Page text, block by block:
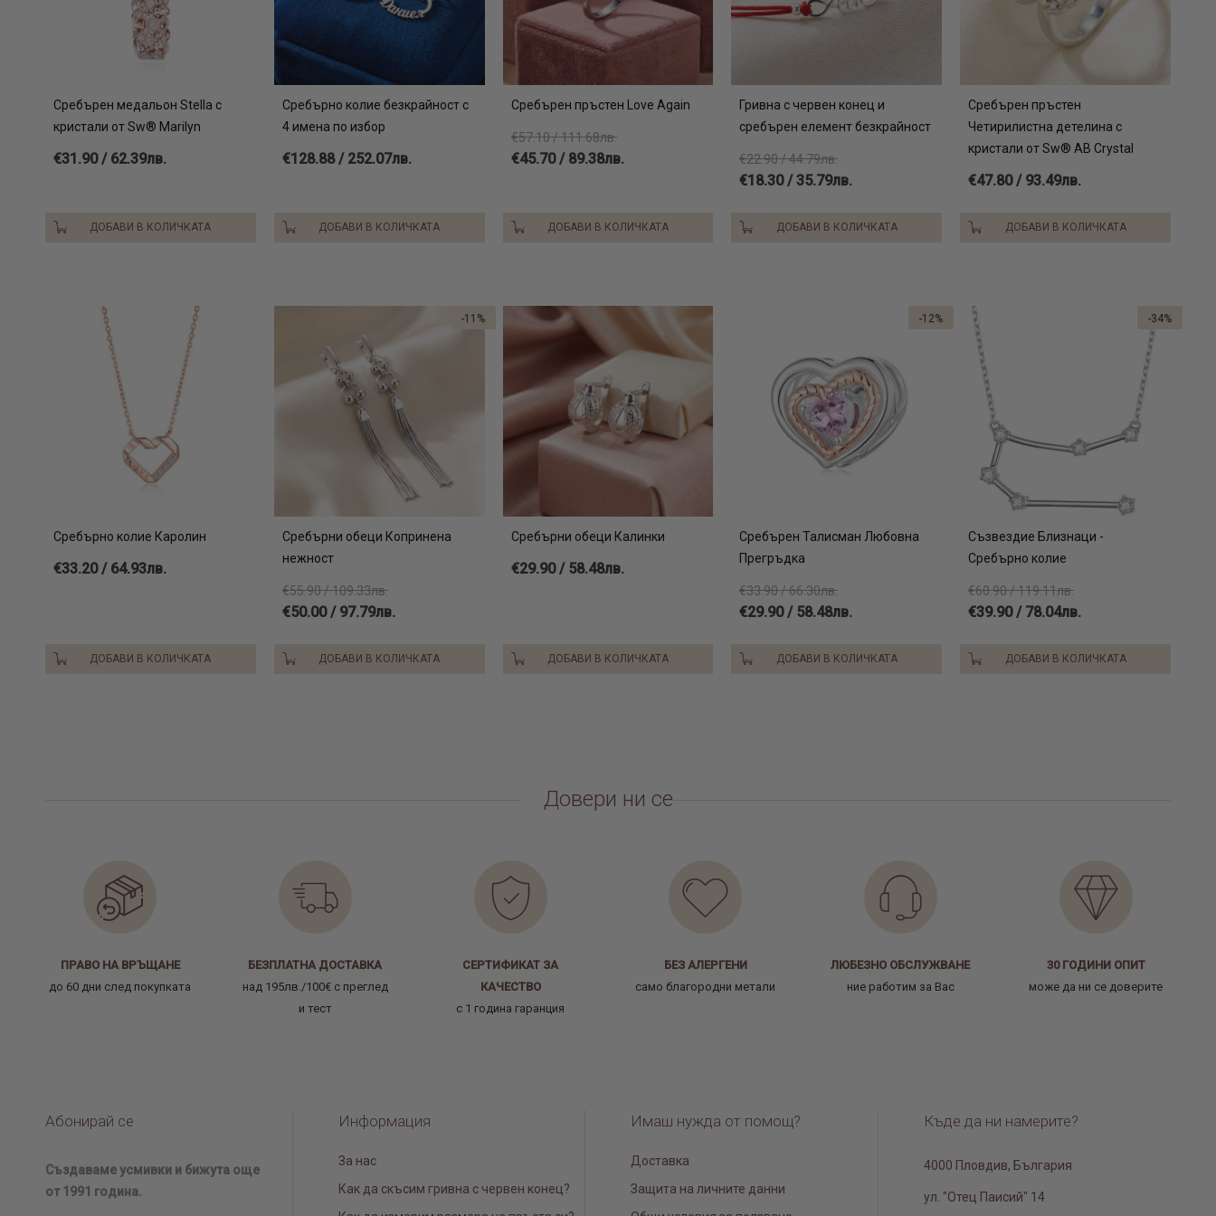
Сребърен медальон Stella с
кристали от Sw® Marilyn
€31.90 / 62.39лв.
ДОБАВИ В КОЛИЧКАТА
Сребърно колие безкрайност с
4 имена по избор
€128.88 / 252.07лв.
ДОБАВИ В КОЛИЧКАТА
Сребърен пръстен Love Again
€57.10 / 111.68лв.
€45.70 / 89.38лв.
ДОБАВИ В КОЛИЧКАТА
Гривна с червен конец и
сребърен елемент безкрайност
€22.90 / 44.79лв.
€18.30 / 35.79лв.
ДОБАВИ В КОЛИЧКАТА
Сребърен пръстен
Четирилистна детелина с
кристали от Sw® AB Crystal
€47.80 / 93.49лв.
ДОБАВИ В КОЛИЧКАТА
Сребърно колие Каролин
€33.20 / 64.93лв.
ДОБАВИ В КОЛИЧКАТА
Сребърни обеци Копринена
нежност
€55.90 / 109.33лв.
€50.00 / 97.79лв.
ДОБАВИ В КОЛИЧКАТА
-11%
Сребърни обеци Калинки
€29.90 / 58.48лв.
ДОБАВИ В КОЛИЧКАТА
Сребърен Талисман Любовна
Прегръдка
€33.90 / 66.30лв.
€29.90 / 58.48лв.
ДОБАВИ В КОЛИЧКАТА
-12%
Съзвездие Близнаци -
Сребърно колие
€60.90 / 119.11лв.
€39.90 / 78.04лв.
ДОБАВИ В КОЛИЧКАТА
-34%
Довери ни се
ПРАВО НА ВРЪЩАНЕ
до 60 дни след покупката
БЕЗПЛАТНА ДОСТАВКА
над 195лв./100€ с преглед
и тест
СЕРТИФИКАТ ЗА
КАЧЕСТВО
с 1 година гаранция
БЕЗ АЛЕРГЕНИ
само благородни метали
ЛЮБЕЗНО ОБСЛУЖВАНЕ
ние работим за Вас
30 ГОДИНИ ОПИТ
може да ни се доверите
Абонирай се
Създаваме усмивки и бижута още
от 1991 година.
Информация
За нас
Как да скъсим гривна с червен конец?
Имаш нужда от помощ?
Доставка
Защита на личните данни
Къде да ни намерите?
4000 Пловдив, България
ул. "Отец Паисий" 14